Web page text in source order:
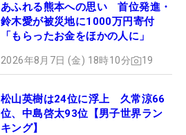
あふれる熊本への思い 首位発進・
鈴木愛が被災地に1000万円寄付
「もらったお金をほかの人に」
2026年8月7日 (金) 18時10分 19
松山英樹は24位に浮上 久常涼66
位、中島啓太93位【男子世界ラン
キング】